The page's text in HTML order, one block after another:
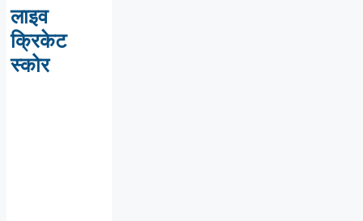
लाइव
क्रिकेट
स्कोर